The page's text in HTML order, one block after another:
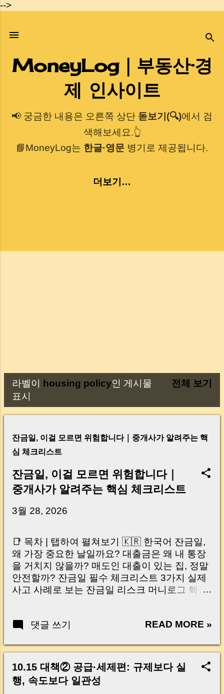
-->
기본 콘텐츠로 건너뛰기
MoneyLog｜부동산·경
제 인사이트
📢 궁금한 내용은 오른쪽 상단 돋보기(🔍)에서 검
색해보세요.👆
📘MoneyLog는 한글·영문 병기로 제공됩니다.
더보기…
글
라벨이 housing policy인 게시물
표시
전체 보기
잔금일, 이걸 모르면 위험합니다｜중개사가 알려주는 핵
심 체크리스트
잔금일, 이걸 모르면 위험합니다｜
중개사가 알려주는 핵심 체크리스트
3월 28, 2026
📑 목차 | 탭하여 펼쳐보기 🇰🇷 한국어 잔금일,
왜 가장 중요한 날일까요? 대출금은 왜 내 통장
을 거치지 않을까? 매도인 대출이 있는 집, 정말
안전할까? 잔금일 필수 체크리스트 3가지 실제
사고 사례로 보는 잔금일 리스크 머니로그 핵심
Your Account Is It Safe If the Seller Has a
Real Risks and Mistakes to Avoid MoneyLog
Key Takeaway 혹시 이런 생각 해보신 적 있으
신가요? “잔금일… 그냥 돈 보내고 끝나는 거 아
닌가요?” 하지만 현장에서 보면 전혀 그렇지 않
댓글 쓰기 READ MORE »
10.15 대책② 공급·세제편: 규제보다 실
행, 속도보다 일관성